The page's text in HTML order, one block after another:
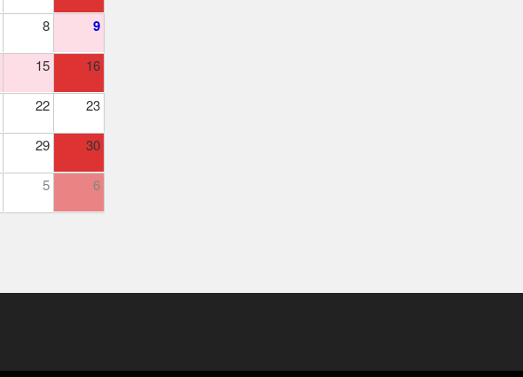
8 9
15 16
22 23
29 30
5 6